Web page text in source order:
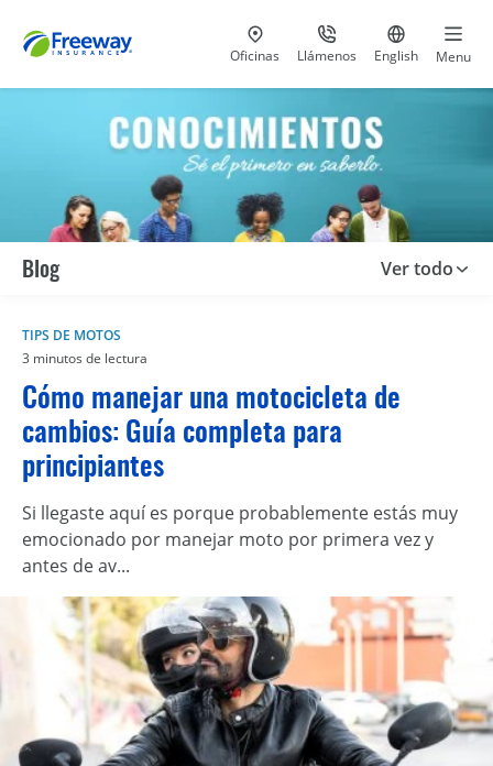
Visita nuestras
Oficinas Llámenos
al 800-441-5533
Ir al sitio
English Menu
Blog Ver todo
TIPS DE MOTOS
3 minutos de lectura
Cómo manejar una motocicleta de
cambios: Guía completa para
principiantes
Si llegaste aquí es porque probablemente estás muy
emocionado por manejar moto por primera vez y
antes de av...